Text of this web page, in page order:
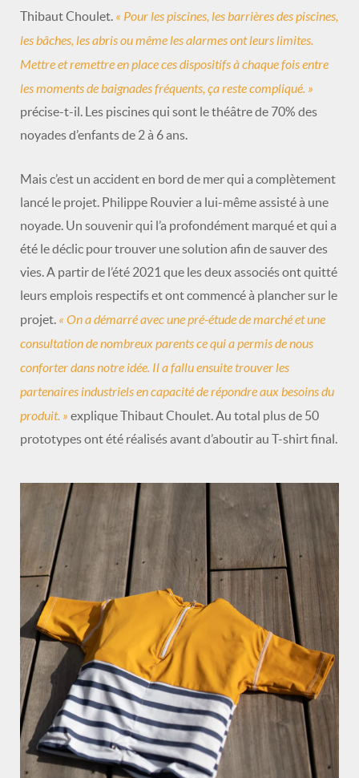
Thibaut Choulet. « Pour les piscines, les barrières des piscines,
les bâches, les abris ou même les alarmes ont leurs limites.
Mettre et remettre en place ces dispositifs à chaque fois entre
les moments de baignades fréquents, ça reste compliqué. »
précise-t-il. Les piscines qui sont le théâtre de 70% des
noyades d’enfants de 2 à 6 ans.
Mais c’est un accident en bord de mer qui a complètement
lancé le projet. Philippe Rouvier a lui-même assisté à une
noyade. Un souvenir qui l’a profondément marqué et qui a
été le déclic pour trouver une solution afin de sauver des
vies. A partir de l’été 2021 que les deux associés ont quitté
leurs emplois respectifs et ont commencé à plancher sur le
projet. « On a démarré avec une pré-étude de marché et une
consultation de nombreux parents ce qui a permis de nous
conforter dans notre idée. Il a fallu ensuite trouver les
partenaires industriels en capacité de répondre aux besoins du
produit. » explique Thibaut Choulet. Au total plus de 50
prototypes ont été réalisés avant d’aboutir au T-shirt final.